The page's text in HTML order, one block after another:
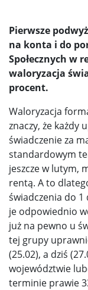
Pierwsze
na konta i do
Społecznych w
waloryzacja
procent.
Waloryzacja
znaczy, że każdy
świadczenie za
standardowym
jeszcze w lutym,
rentą. A to
świadczenia do 1
je odpowiednio
już na pewno u
tej grupy
(25.02), a dziś
województwie
terminie prawie